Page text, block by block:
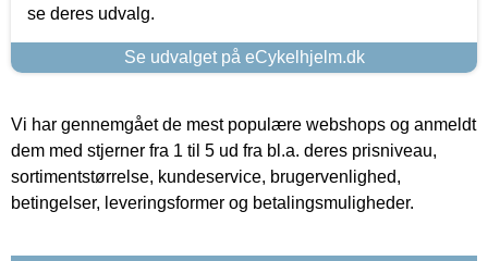
se deres udvalg.
Se udvalget på eCykelhjelm.dk
Vi har gennemgået de mest populære webshops og anmeldt
dem med stjerner fra 1 til 5 ud fra bl.a. deres prisniveau,
sortimentstørrelse, kundeservice, brugervenlighed,
betingelser, leveringsformer og betalingsmuligheder.